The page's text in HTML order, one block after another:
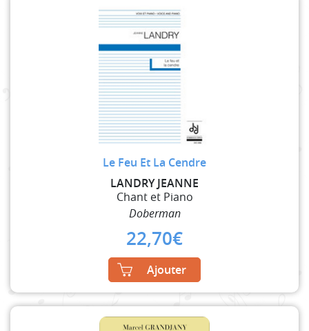
Le Feu Et La Cendre
LANDRY JEANNE
Chant et Piano
Doberman
22,70€
Ajouter